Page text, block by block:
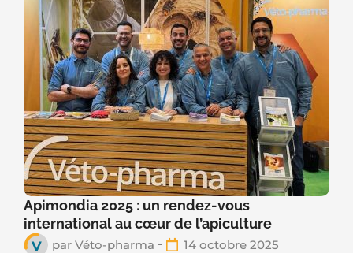
Apimondia 2025 : un rendez-vous
international au cœur de l’apiculture
par Véto-pharma
14 octobre 2025